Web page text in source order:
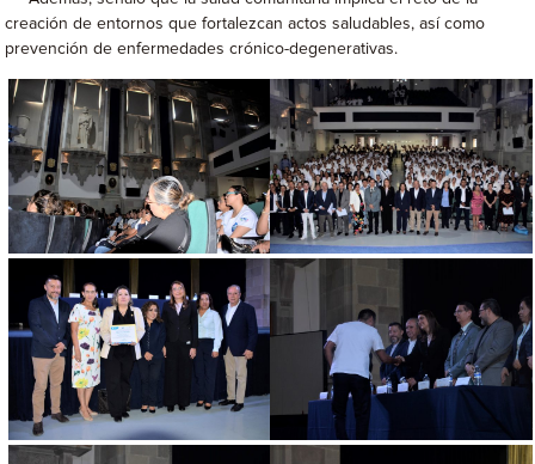
creación de entornos que fortalezcan actos saludables, así como
prevención de enfermedades crónico-degenerativas.